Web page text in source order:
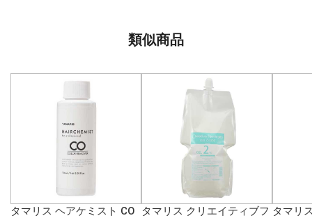
類似商品
タマリス ヘアケミスト CO
タマリス クリエイティブフ タマリ